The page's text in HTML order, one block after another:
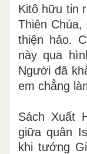
Kitô hữu tin
Thiên
thiện hảo.
này qua
Người đã
em chẳng
Sách Xuất
giữa quân
khi tướng